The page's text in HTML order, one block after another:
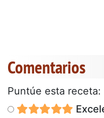
Comentarios
Puntúe esta receta: